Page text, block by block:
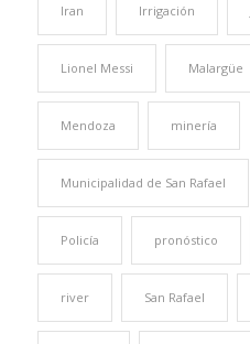
Iran Irrigación
Lionel Messi Malargüe
Mendoza minería
Municipalidad de San Rafael
Policía pronóstico
river San Rafael